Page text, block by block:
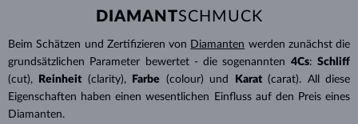
DIAMANTSCHMUCK
Beim Schätzen und Zertifizieren von Diamanten werden zunächst die
grundsätzlichen Parameter bewertet - die sogenannten 4Cs: Schliff
(cut),
Reinheit (clarity), Farbe (colour) und Karat (carat). All diese
Eigenschaften haben einen wesentlichen Einfluss auf den Preis eines
Diamanten.